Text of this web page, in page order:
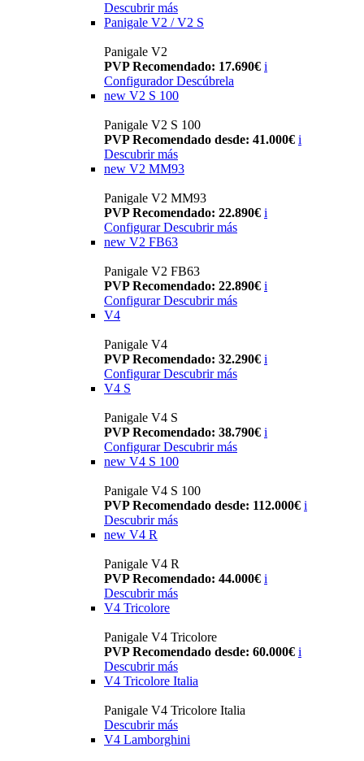
Descubrir más
Panigale V2 / V2 S
Panigale V2
PVP Recomendado: 17.690€ i
Configurador Descúbrela
new V2 S 100
Panigale V2 S 100
PVP Recomendado desde: 41.000€ i
Descubrir más
new V2 MM93
Panigale V2 MM93
PVP Recomendado: 22.890€ i
Configurar Descubrir más
new V2 FB63
Panigale V2 FB63
PVP Recomendado: 22.890€ i
Configurar Descubrir más
V4
Panigale V4
PVP Recomendado: 32.290€ i
Configurar Descubrir más
V4 S
Panigale V4 S
PVP Recomendado: 38.790€ i
Configurar Descubrir más
new V4 S 100
Panigale V4 S 100
PVP Recomendado desde: 112.000€ i
Descubrir más
new V4 R
Panigale V4 R
PVP Recomendado: 44.000€ i
Descubrir más
V4 Tricolore
Panigale V4 Tricolore
PVP Recomendado desde: 60.000€ i
Descubrir más
V4 Tricolore Italia
Panigale V4 Tricolore Italia
Descubrir más
V4 Lamborghini